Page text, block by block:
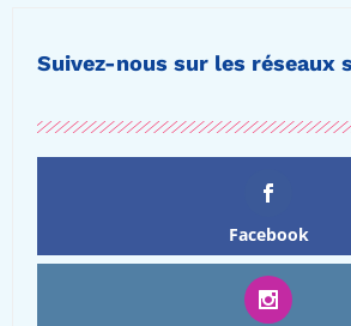
Suivez-nous sur les réseaux
Facebook